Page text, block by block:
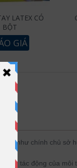
LATEX CÓ
BỘT
GIÁ
như chính chủ sở
tác động của môi